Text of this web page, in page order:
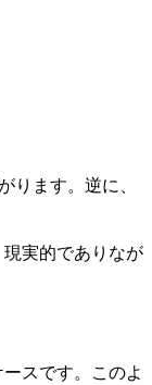
ます。逆に、
実的でありなが
スです。このよ